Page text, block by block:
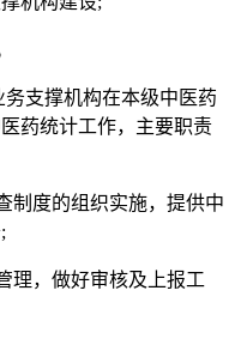
支撑机构在本级中医药
药统计工作，主要职责
制度的组织实施，提供中
理，做好审核及上报工